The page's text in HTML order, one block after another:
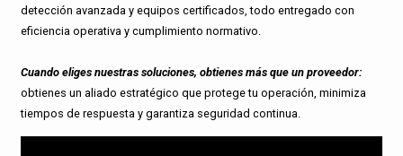
detección avanzada y equipos certificados, todo entregado con
eficiencia operativa y cumplimiento normativo.
Cuando eliges nuestras soluciones, obtienes más que un proveedor:
obtienes un aliado estratégico que protege tu operación, minimiza
tiempos de respuesta y garantiza seguridad continua.